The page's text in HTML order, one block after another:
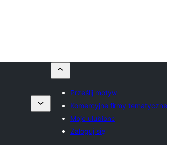
Prześlij motyw
Komercyjne firmy tematyczne
Moje ulubione
Zaloguj się